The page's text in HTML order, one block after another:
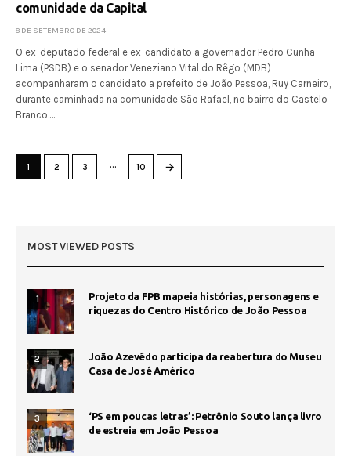
comunidade da Capital
8 DE SETEMBRO DE 2024
O ex-deputado federal e ex-candidato a governador Pedro Cunha
Lima (PSDB) e o senador Veneziano Vital do Rêgo (MDB)
acompanharam o candidato a prefeito de João Pessoa, Ruy Carneiro,
durante caminhada na comunidade São Rafael, no bairro do Castelo
Branco.…
1 2 3 … 10 →
MOST VIEWED POSTS
1
Projeto da FPB mapeia histórias, personagens e
riquezas do Centro Histórico de João Pessoa
2
João Azevêdo participa da reabertura do Museu
Casa de José Américo
3
‘PS em poucas letras’: Petrônio Souto lança livro
de estreia em João Pessoa